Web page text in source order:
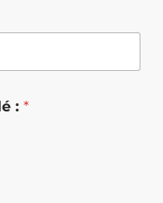
: *